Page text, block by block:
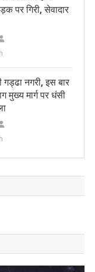
पर गिरी, सेवादार
गड्ढा नगरी, इस बार
मुख्य मार्ग पर धंसी